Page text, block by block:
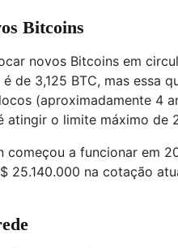
Bitcoins
novos Bitcoins em
de 3,125 BTC, mas essa
(aproximadamente 4
atingir o limite máximo de
começou a funcionar em
25.140.000 na cotação